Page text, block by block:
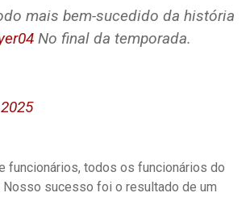
mais bem-sucedido da história
No final da temporada.
funcionários, todos os funcionários do
sucesso foi o resultado de um